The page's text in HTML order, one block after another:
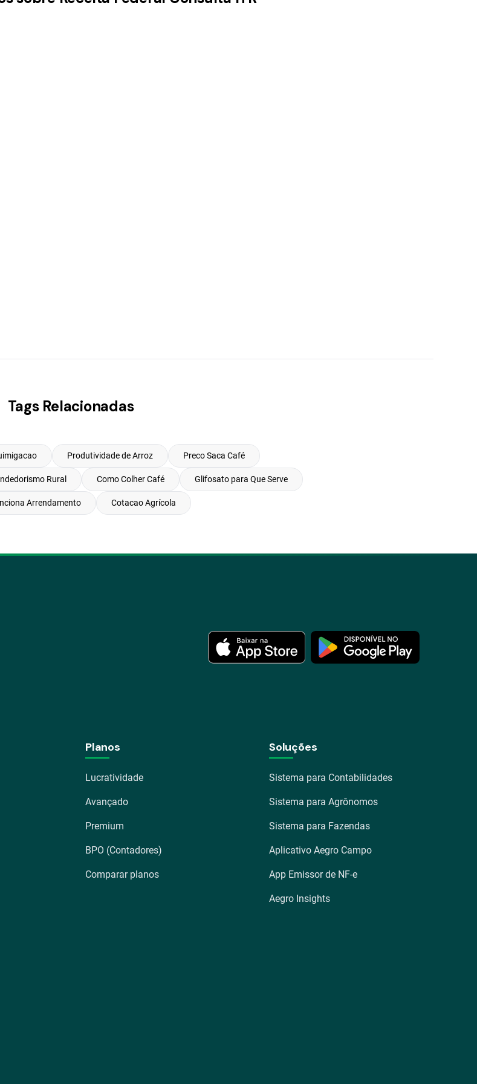
Tags Relacionadas
Produtividade de Arroz Preco Saca Café
Rural Como Colher Café Glifosato para Que Serve
Arrendamento Cotacao Agrícola
Planos
Lucratividade
Avançado
Premium
BPO (Contadores)
Comparar planos
Soluções
Sistema para Contabilidades
Sistema para Agrônomos
Sistema para Fazendas
Aplicativo Aegro Campo
App Emissor de NF-e
Aegro Insights